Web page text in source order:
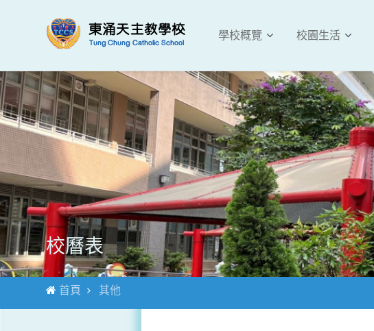
學校概覽 校園生活
校曆表
首頁 其他